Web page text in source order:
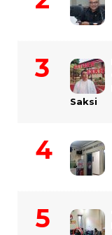
Saksi